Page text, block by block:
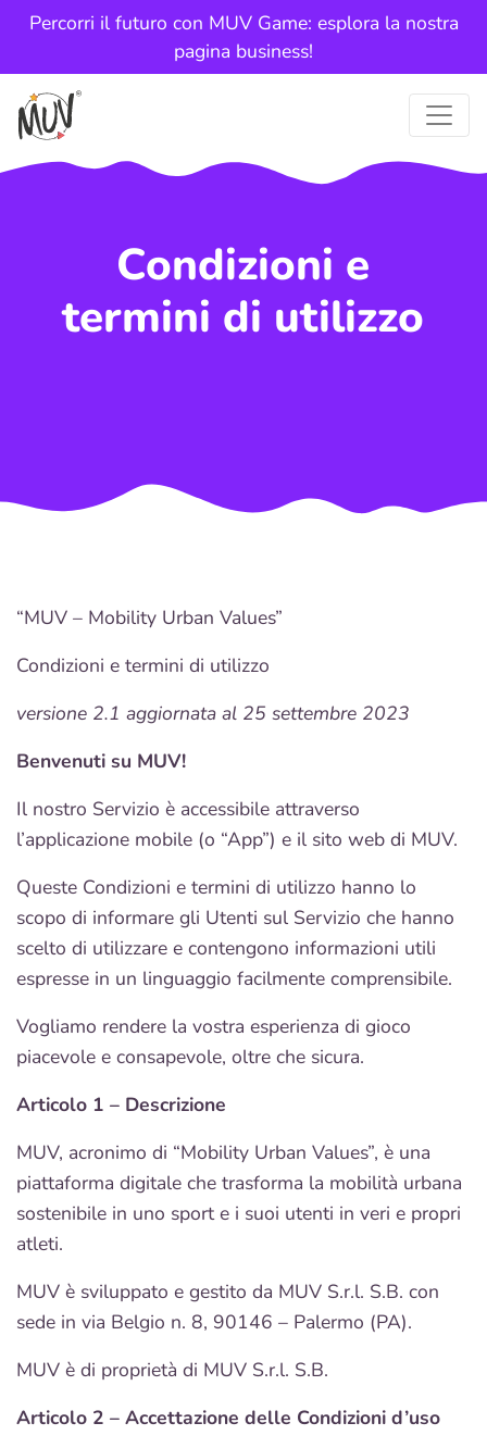
Percorri il futuro con MUV Game: esplora la nostra
pagina business!
Condizioni e
termini di utilizzo
“MUV – Mobility Urban Values”
Condizioni e termini di utilizzo
versione 2.1 aggiornata al 25 settembre 2023
Benvenuti su MUV!
Il nostro Servizio è accessibile attraverso
l’applicazione mobile (o “App”) e il sito web di MUV.
Queste Condizioni e termini di utilizzo hanno lo
scopo di informare gli Utenti sul Servizio che hanno
scelto di utilizzare e contengono informazioni utili
espresse in un linguaggio facilmente comprensibile.
Vogliamo rendere la vostra esperienza di gioco
piacevole e consapevole, oltre che sicura.
Articolo 1 – Descrizione
MUV, acronimo di “Mobility Urban Values”, è una
piattaforma digitale che trasforma la mobilità urbana
sostenibile in uno sport e i suoi utenti in veri e propri
atleti.
MUV è sviluppato e gestito da MUV S.r.l. S.B. con
sede in via Belgio n. 8, 90146 – Palermo (PA).
MUV è di proprietà di MUV S.r.l. S.B.
Articolo 2 – Accettazione delle Condizioni d’uso